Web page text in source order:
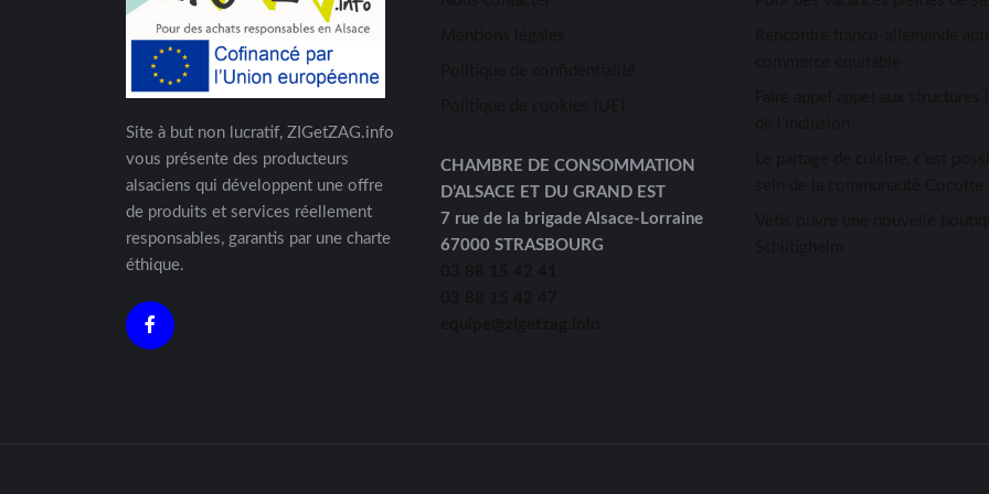
Site à but non lucratif, ZIGetZAG.info
vous présente des producteurs
alsaciens qui développent une offre
de produits et services réellement
responsables, garantis par une charte
éthique.
CHAMBRE DE CONSOMMATION
D’ALSACE ET DU GRAND EST
7 rue de la brigade Alsace-Lorraine
67000 STRASBOURG